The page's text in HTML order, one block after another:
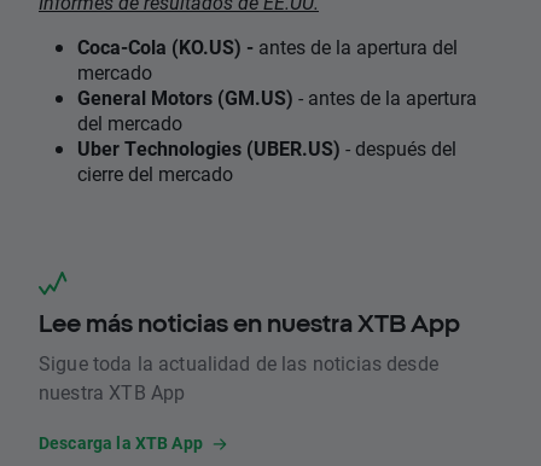
Coca-Cola (KO.US) - antes de la apertura del
mercado
General Motors (GM.US) - antes de la apertura
del mercado
Uber Technologies (UBER.US) - después del
cierre del mercado
Lee más noticias en nuestra XTB App
Sigue toda la actualidad de las noticias desde
nuestra XTB App
Descarga la XTB App